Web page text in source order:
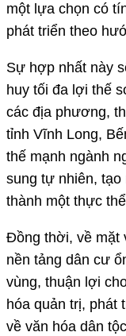
một lựa chọn có
phát triển theo
Sự hợp nhất này
huy tối đa lợi thế
các địa phương,
tỉnh Vĩnh Long,
thế mạnh ngành
sung tự nhiên,
thành một thực
Đồng thời, về mặt
nền tảng dân cư
vùng, thuận lợi
hóa quản trị, phát
về văn hóa dân